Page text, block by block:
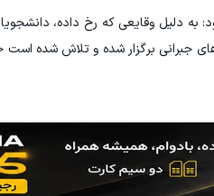
به دلیل وقایعی که رخ داده،
جبرانی برگزار شده و تلاش شده است